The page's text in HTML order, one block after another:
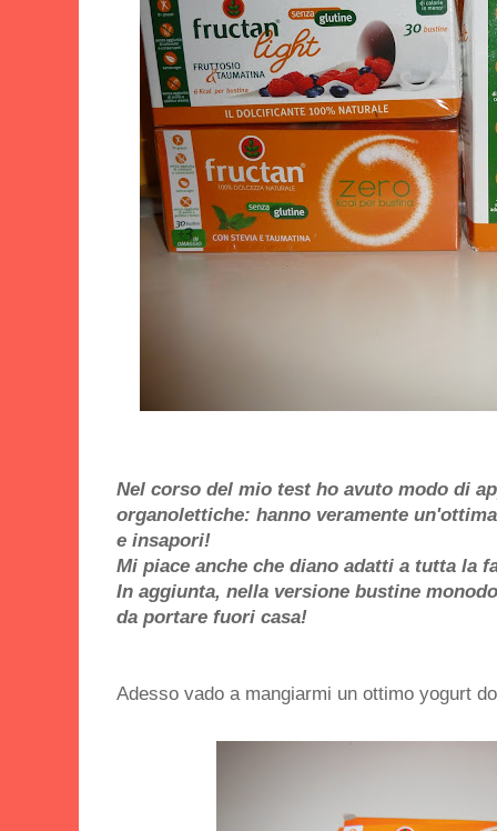
Nel corso del mio test ho avuto modo di
organolettiche: hanno veramente
e insapori!
Mi piace anche che diano adatti a tutta la
In aggiunta, nella versione bustine
da portare fuori casa!
Adesso vado a mangiarmi un ottimo yogurt